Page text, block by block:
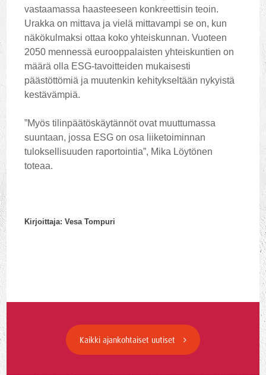
vastaamassa haasteeseen konkreettisin teoin.
Urakka on mittava ja vielä mittavampi se on, kun
näkökulmaksi ottaa koko yhteiskunnan. Vuoteen
2050 mennessä eurooppalaisten yhteiskuntien on
määrä olla ESG-tavoitteiden mukaisesti
päästöttömiä ja muutenkin kehitykseltään nykyistä
kestävämpiä.
”Myös tilinpäätöskäytännöt ovat muuttumassa
suuntaan, jossa ESG on osa liiketoiminnan
tuloksellisuuden raportointia”, Mika Löytönen
toteaa.
Kirjoittaja: Vesa Tompuri
Kaikki ajankohtaiset uutiset